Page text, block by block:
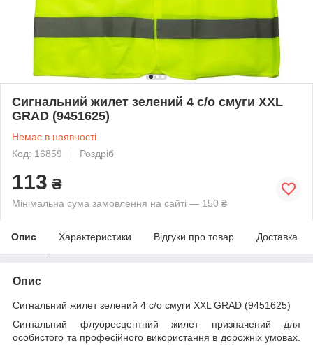
Сигнальний жилет зелений 4 с/о смуги XXL
GRAD (9451625)
Немає в наявності
Код: 16859
Роздріб
113 ₴
Мінімальна сума замовлення на сайті — 150 ₴
Опис Характеристики Відгуки про товар Доставка
Опис
Сигнальний жилет зелений 4 с/о смуги XXL GRAD (9451625)
Сигнальний флуоресцентний жилет призначений для
особистого та професійного використання в дорожніх умовах.